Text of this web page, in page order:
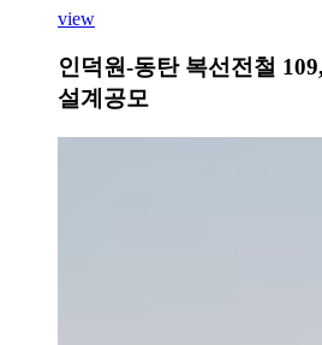
view
인덕원-동탄 복선전철
설계공모